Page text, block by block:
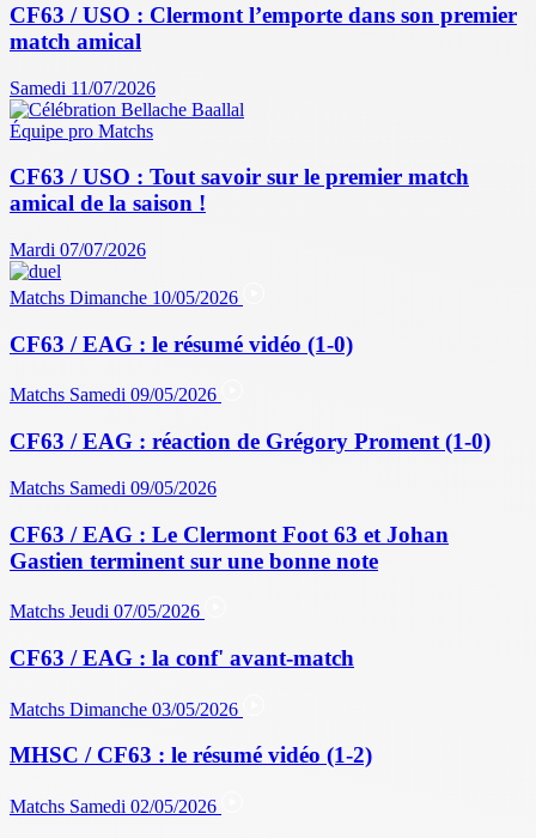
CF63 / USO : Clermont l’emporte dans son premier
match amical
Samedi 11/07/2026
Équipe pro Matchs
CF63 / USO : Tout savoir sur le premier match
amical de la saison !
Mardi 07/07/2026
Matchs Dimanche 10/05/2026
CF63 / EAG : le résumé vidéo (1-0)
Matchs Samedi 09/05/2026
CF63 / EAG : réaction de Grégory Proment (1-0)
Matchs Samedi 09/05/2026
CF63 / EAG : Le Clermont Foot 63 et Johan
Gastien terminent sur une bonne note
Matchs Jeudi 07/05/2026
CF63 / EAG : la conf' avant-match
Matchs Dimanche 03/05/2026
MHSC / CF63 : le résumé vidéo (1-2)
Matchs Samedi 02/05/2026